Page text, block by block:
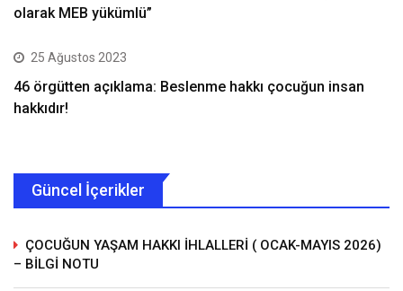
olarak MEB yükümlü”
25 Ağustos 2023
46 örgütten açıklama: Beslenme hakkı çocuğun insan
hakkıdır!
Güncel İçerikler
ÇOCUĞUN YAŞAM HAKKI İHLALLERİ ( OCAK-MAYIS 2026)
– BİLGİ NOTU